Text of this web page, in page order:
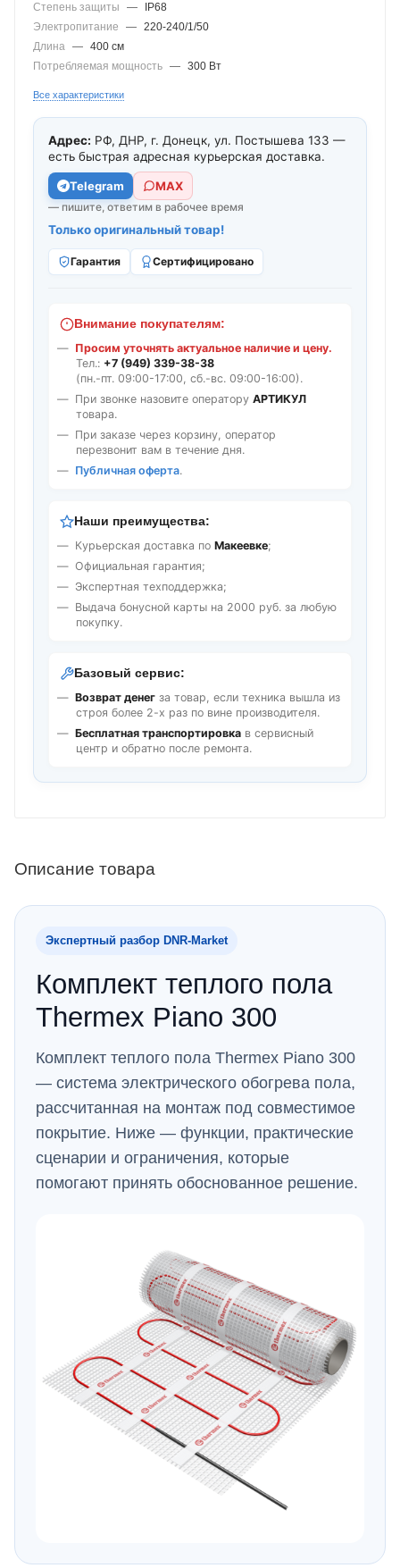
Степень защиты
—
IP68
Электропитание
— 220-240/1/50
Длина — 400 см
Потребляемая мощность — 300 Вт
Все характеристики
Адрес: РФ, ДНР, г. Донецк, ул. Постышева 133 —
есть быстрая адресная курьерская доставка.
Telegram МАХ
— пишите, ответим в рабочее время
Только оригинальный товар!
Гарантия Сертифицировано
Внимание покупателям:
Просим уточнять актуальное наличие и цену.
Тел.: +7 (949) 339-38-38
(пн.-пт. 09:00-17:00, сб.-вс. 09:00-16:00).
При звонке назовите оператору АРТИКУЛ
товара.
При заказе через корзину, оператор
перезвонит вам в течение дня.
Публичная оферта.
Наши преимущества:
Курьерская доставка по Макеевке;
Официальная гарантия;
Экспертная техподдержка;
Выдача бонусной карты на 2000 руб. за любую
покупку.
Базовый сервис:
Возврат денег за товар, если техника вышла из
строя более 2-х раз по вине производителя.
Бесплатная транспортировка в сервисный
центр и обратно после ремонта.
Описание товара
Экспертный разбор DNR‑Market
Комплект теплого пола
Thermex Piano 300
Комплект теплого пола Thermex Piano 300
— система электрического обогрева пола,
рассчитанная на монтаж под совместимое
покрытие. Ниже — функции, практические
сценарии и ограничения, которые
помогают принять обоснованное решение.